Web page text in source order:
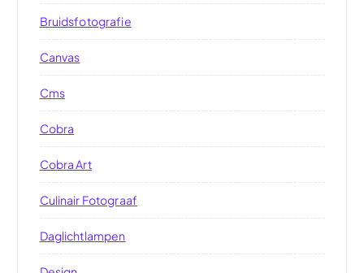
Bruidsfotografie
Canvas
Cms
Cobra
Cobra Art
Culinair Fotograaf
Daglichtlampen